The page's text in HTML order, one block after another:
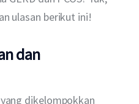
ulasan berikut ini!
dan
dikelompokkan